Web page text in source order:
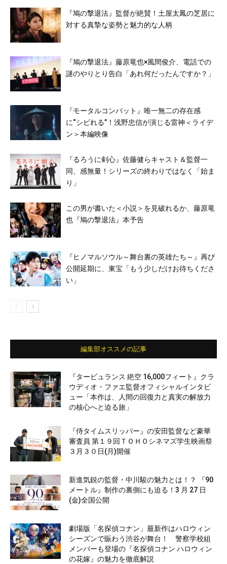
『鳩の撃退法』監督が絶賛！土屋太鳳の芝居に
対する真摯な姿勢と魅力的な人柄
『鳩の撃退法』藤原竜也×風間俊介、電話での
謎のやりとり告白「あれ何だったんですか？」
『モータルコンバット』唯一無二の存在感
に“シビれる”！浅野忠信が演じる雷神＜ライデ
ン＞本編映像
『るろうに剣心』佐藤健らキャスト＆監督一
同、感無量！シリーズの終わりではなく「始ま
り」
この男が書いた＜小説＞を見破れるか、藤原竜
也『鳩の撃退法』本予告
『ヒノマルソウル～舞台裏の英雄たち～』再び
公開延期に、東宝「もう少しだけお待ちくださ
い」
編集部オススメの記事
『タービュランス 絶空 16,000フィート』クラ
ウディオ・ファエ監督オフィシャルインタビ
ュー「本作は、人間の回復力と真実の解放力
の核心へと迫る旅」
『侍タイムスリッパー』の安田監督など豪華
審査員 第１９回ＴＯＨＯシネマズ学生映画祭
３月３０日(月)開催
新進気鋭の監督・中川駿の魅力とは！？ 『90
メートル』制作の裏側にも迫る！3 月 27 日
(金)全国公開
劇場版「名探偵コナン」最新作はハロウィン
シーズンで賑わう渋谷が舞台！ 警察学校組
メンバーも登場の『名探偵コナン ハロウィン
の花嫁』の魅力を徹底解説